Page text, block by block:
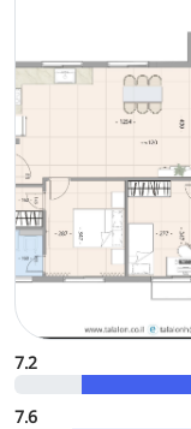
7.2
7.6